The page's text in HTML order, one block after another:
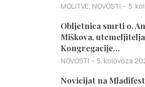
MOLITVE, NOVOSTI 5.
Obljetnica smrti o.
Miškova, utemeljitelja
Kongregacije…
NOVOSTI 5. kolovoza
Novicijat na